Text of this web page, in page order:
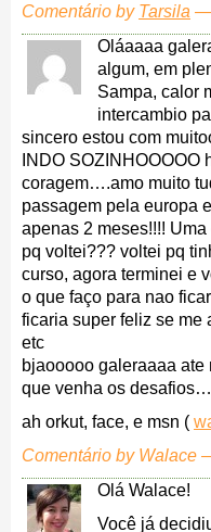
Comentário by Tarsila —
Oláaaaa
algum, em
Sampa, calor
intercambio
sincero estou com
INDO SOZINHOOOOO
coragem….amo muito
passagem pela europa
apenas 2 meses!!!!
pq voltei??? voltei pq
curso, agora terminei e
o que faço para nao
ficaria super feliz se me
etc
bjaooooo galeraaaa
que venha os
ah orkut, face, e msn (
Comentário by Walace
Olá Walace!
Você já